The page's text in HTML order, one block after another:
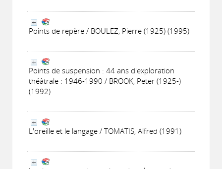
Points de repère / BOULEZ, Pierre (1925) (1995)
Points de suspension : 44 ans d'exploration
théâtrale : 1946-1990 / BROOK, Peter (1925-)
(1992)
L'oreille et le langage / TOMATIS, Alfred (1991)